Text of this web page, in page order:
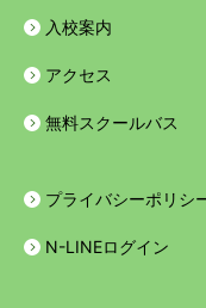
に関する苦情処理に
受付窓口は、次のと
（住所）北九州市八
車学校総務部 10.継
指定 八幡自動車学校
入校案内
アクセス
無料スクールバス
プライバシーポリシ
N-LINEログイン